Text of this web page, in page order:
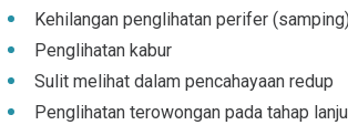
Kehilangan penglihatan perifer
Penglihatan kabur
Sulit melihat dalam pencahayaan redup
Penglihatan terowongan pada tahap